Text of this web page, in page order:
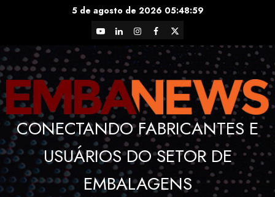
5 de agosto de 2026 05:49:00
YouTubeLinkedInInstagram
Facebook
X
CONECTANDO FABRICANTES E
USUÁRIOS DO SETOR DE
EMBALAGENS